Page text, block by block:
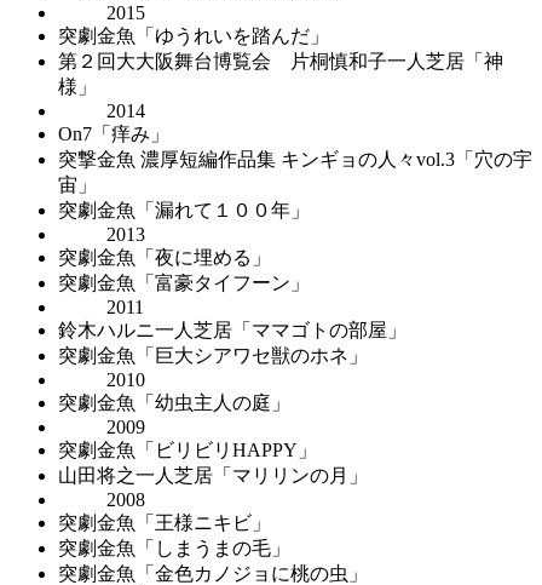
2015
突劇金魚「ゆうれいを踏んだ」
第２回大大阪舞台博覧会 片桐慎和子一人芝居「神
様」
2014
On7「痒み」
突撃金魚 濃厚短編作品集 キンギョの人々vol.3「穴の宇
宙」
突劇金魚「漏れて１００年」
2013
突劇金魚「夜に埋める」
突劇金魚「富豪タイフーン」
2011
鈴木ハルニ一人芝居「ママゴトの部屋」
突劇金魚「巨大シアワセ獣のホネ」
2010
突劇金魚「幼虫主人の庭」
2009
突劇金魚「ビリビリHAPPY」
山田将之一人芝居「マリリンの月」
2008
突劇金魚「王様ニキビ」
突劇金魚「しまうまの毛」
突劇金魚「金色カノジョに桃の虫」